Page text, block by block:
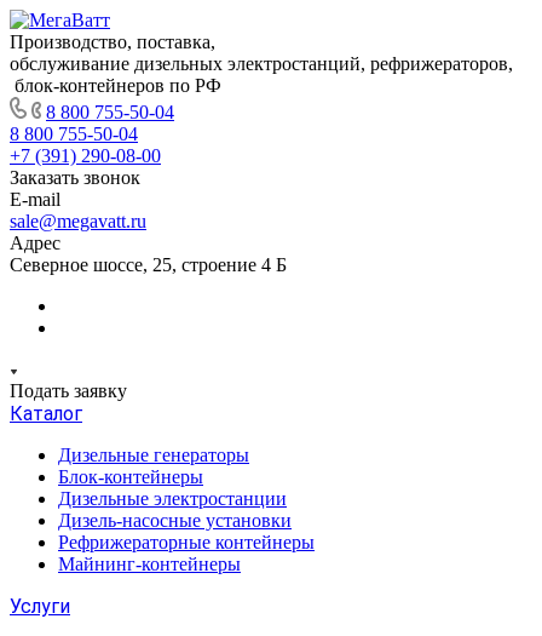
Производство, поставка,
обслуживание дизельных электростанций, рефрижераторов,
блок-контейнеров по РФ
8 800 755-50-04
8 800 755-50-04
+7 (391) 290-08-00
Заказать звонок
E-mail
sale@megavatt.ru
Адрес
Северное шоссе, 25, строение 4 Б
Подать заявку
Каталог
Дизельные генераторы
Блок-контейнеры
Дизельные электростанции
Дизель-насосные установки
Рефрижераторные контейнеры
Майнинг-контейнеры
Услуги